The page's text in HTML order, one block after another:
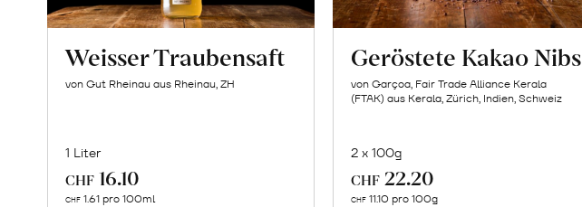
Weisser Traubensaft
von Gut Rheinau aus Rheinau, ZH
1 Liter
CHF 16.10
CHF 1.61 pro 100ml
Geröstete Kakao Nibs
von Garçoa, Fair Trade Alliance Kerala
(FTAK) aus Kerala, Zürich, Indien, Schweiz
2 x 100g
CHF 22.20
CHF 11.10 pro 100g